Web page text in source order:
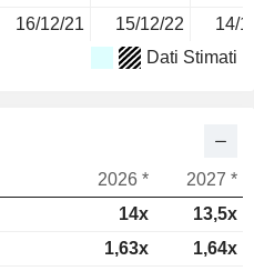
16/12/21 15/12/22 14/
Dati Stimati
2026 *
2027 *
14x
13,5x
1,63x 1,64x